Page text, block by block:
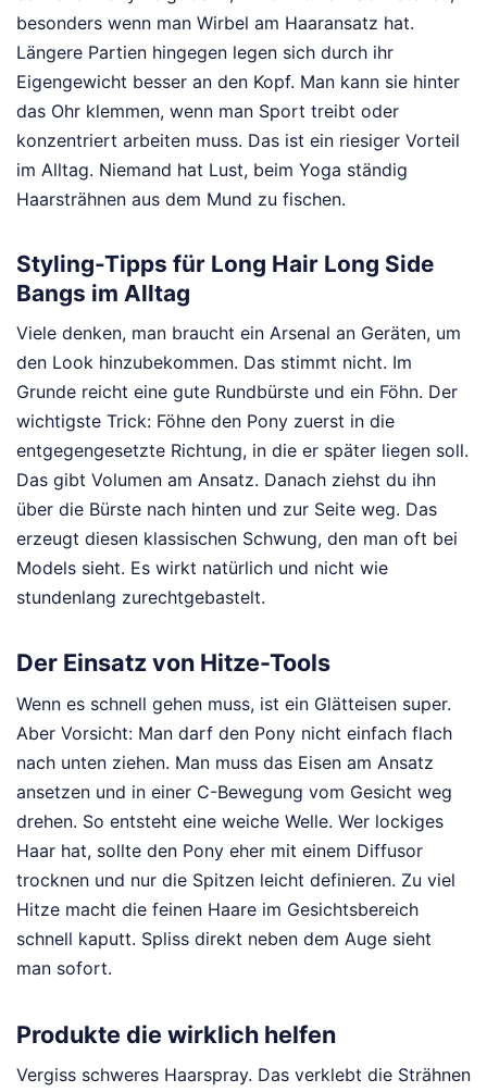
besonders wenn man Wirbel am Haaransatz hat.
Längere Partien hingegen legen sich durch ihr
Eigengewicht besser an den Kopf. Man kann sie hinter
das Ohr klemmen, wenn man Sport treibt oder
konzentriert arbeiten muss. Das ist ein riesiger Vorteil
im Alltag. Niemand hat Lust, beim Yoga ständig
Haarsträhnen aus dem Mund zu fischen.
Styling-Tipps für Long Hair Long Side
Bangs im Alltag
Viele denken, man braucht ein Arsenal an Geräten, um
den Look hinzubekommen. Das stimmt nicht. Im
Grunde reicht eine gute Rundbürste und ein Föhn. Der
wichtigste Trick: Föhne den Pony zuerst in die
entgegengesetzte Richtung, in die er später liegen soll.
Das gibt Volumen am Ansatz. Danach ziehst du ihn
über die Bürste nach hinten und zur Seite weg. Das
erzeugt diesen klassischen Schwung, den man oft bei
Models sieht. Es wirkt natürlich und nicht wie
stundenlang zurechtgebastelt.
Der Einsatz von Hitze-Tools
Wenn es schnell gehen muss, ist ein Glätteisen super.
Aber Vorsicht: Man darf den Pony nicht einfach flach
nach unten ziehen. Man muss das Eisen am Ansatz
ansetzen und in einer C-Bewegung vom Gesicht weg
drehen. So entsteht eine weiche Welle. Wer lockiges
Haar hat, sollte den Pony eher mit einem Diffusor
trocknen und nur die Spitzen leicht definieren. Zu viel
Hitze macht die feinen Haare im Gesichtsbereich
schnell kaputt. Spliss direkt neben dem Auge sieht
man sofort.
Produkte die wirklich helfen
Vergiss schweres Haarspray. Das verklebt die Strähnen